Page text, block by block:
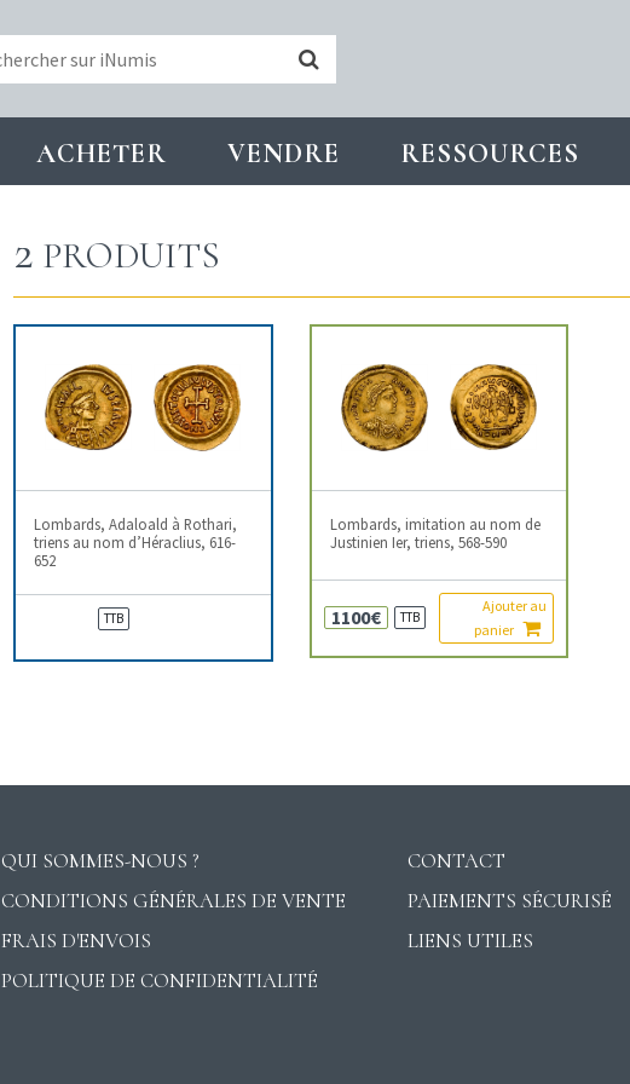
ACHETER VENDRE RESSOURCES
2 PRODUITS
Lombards, Adaloald à Rothari,
triens au nom d’Héraclius, 616-
652
TTB
Lombards, imitation au nom de
Justinien Ier, triens, 568-590
1100€ TTB
Ajouter au
panier
QUI SOMMES-NOUS ?
CONDITIONS GÉNÉRALES DE VENTE
FRAIS D'ENVOIS
POLITIQUE DE CONFIDENTIALITÉ
CONTACT
PAIEMENTS SÉCURISÉ
LIENS UTILES